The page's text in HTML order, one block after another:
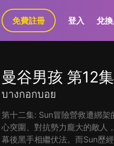
免費註冊 登入 兌
曼谷男孩 第12
บางกอกบอย
第十二集: Sun冒險營救遭綁
心突圍、對抗勢力龐大的敵人
幕後黑手相繼伏法。而Sun歷